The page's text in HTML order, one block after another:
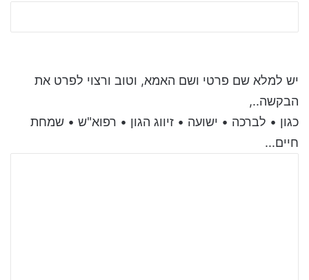
יש למלא שם פרטי ושם האמא, וטוב ורצוי לפרט את
הבקשה..,
כגון • לברכה • ישועה • זיווג הגון • רפוא"ש • שמחת
חיים...